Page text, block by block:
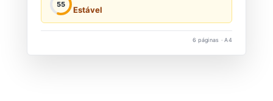
55
Estável
6 páginas · A4